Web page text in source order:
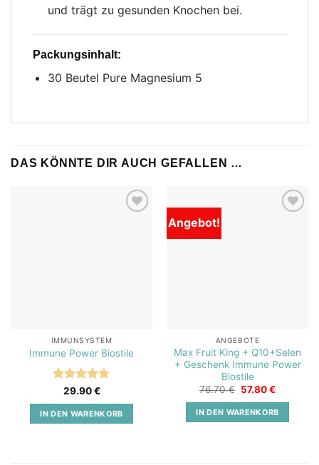
und trägt zu gesunden Knochen bei.
Packungsinhalt:
30 Beutel Pure Magnesium 5
DAS KÖNNTE DIR AUCH GEFALLEN …
IMMUNSYSTEM
Immune Power Biostile
Bewertet
mit5von
5
29.90€
IN DEN WARENKORB
Angebot!
ANGEBOTE
Max Fruit King + Q10+Selen
+ Geschenk Immune Power
Biostile
76.70€ Ursprünglicher
war:
76.70 €
57.80€Aktueller
ist:
57.80 €.
IN DEN WARENKORB